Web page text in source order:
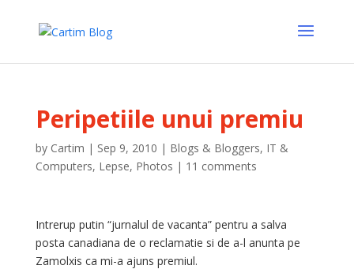
Peripetiile unui premiu
by Cartim | Sep 9, 2010 | Blogs & Bloggers, IT &
Computers, Lepse, Photos | 11 comments
Intrerup putin “jurnalul de vacanta” pentru a salva
posta canadiana de o reclamatie si de a-l anunta pe
Zamolxis ca mi-a ajuns premiul.